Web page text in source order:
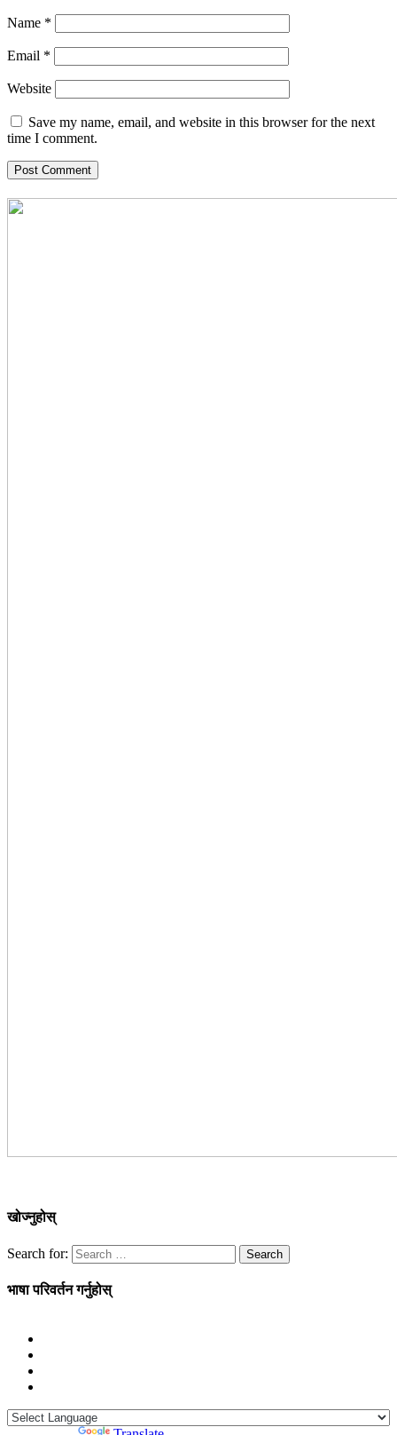
Name *
Email *
Website
Save my name, email, and website in this browser for the next
time I comment.
खोज्नुहोस्
Search for:
भाषा परिवर्तन गर्नुहोस्